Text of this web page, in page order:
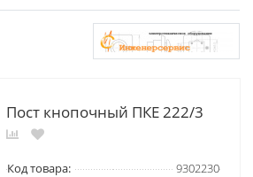
Пост кнопочный ПКЕ 222/3
Код товара:
9302230